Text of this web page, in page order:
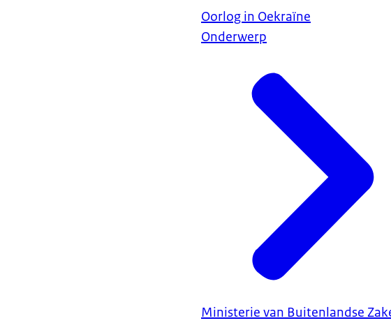
Oorlog in Oekraïne
Onderwerp
Ministerie van Buitenlandse